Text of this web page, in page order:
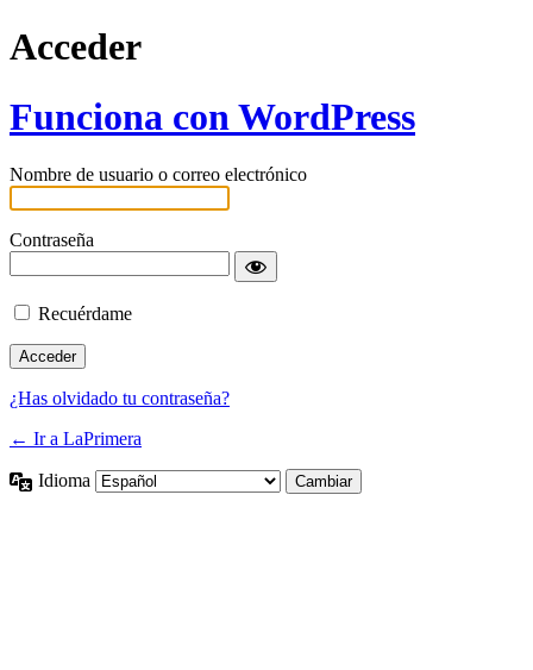
Acceder
Funciona con WordPress
Nombre de usuario o correo electrónico
Contraseña
Recuérdame
¿Has olvidado tu contraseña?
← Ir a LaPrimera
Idioma